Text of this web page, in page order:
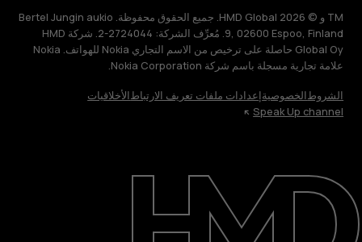
حول
الدعم
TM و © 2026 HMD Global. جميع الحقوق محفوظة. Bertel Jungin aukio
9, 02600 Espoo, Finland. مُعرِّف الشركة: 2724044-2. شركة HMD
Global Oy حاصلة على ترخيص من الاسم التجاري Nokia للهواتف. Nokia
علامة تجارية مسجلة باسم شركة Nokia Corporation.
الشروطالخصوصيةإعدادات ملفات تعريف الارتباطالأخلاقيات
Speak Up channel